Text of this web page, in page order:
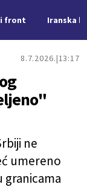
front Iranska
8.7.2026. 13:17
ne
umereno